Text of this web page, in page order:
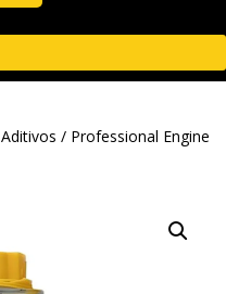
Aditivos / Professional Engine